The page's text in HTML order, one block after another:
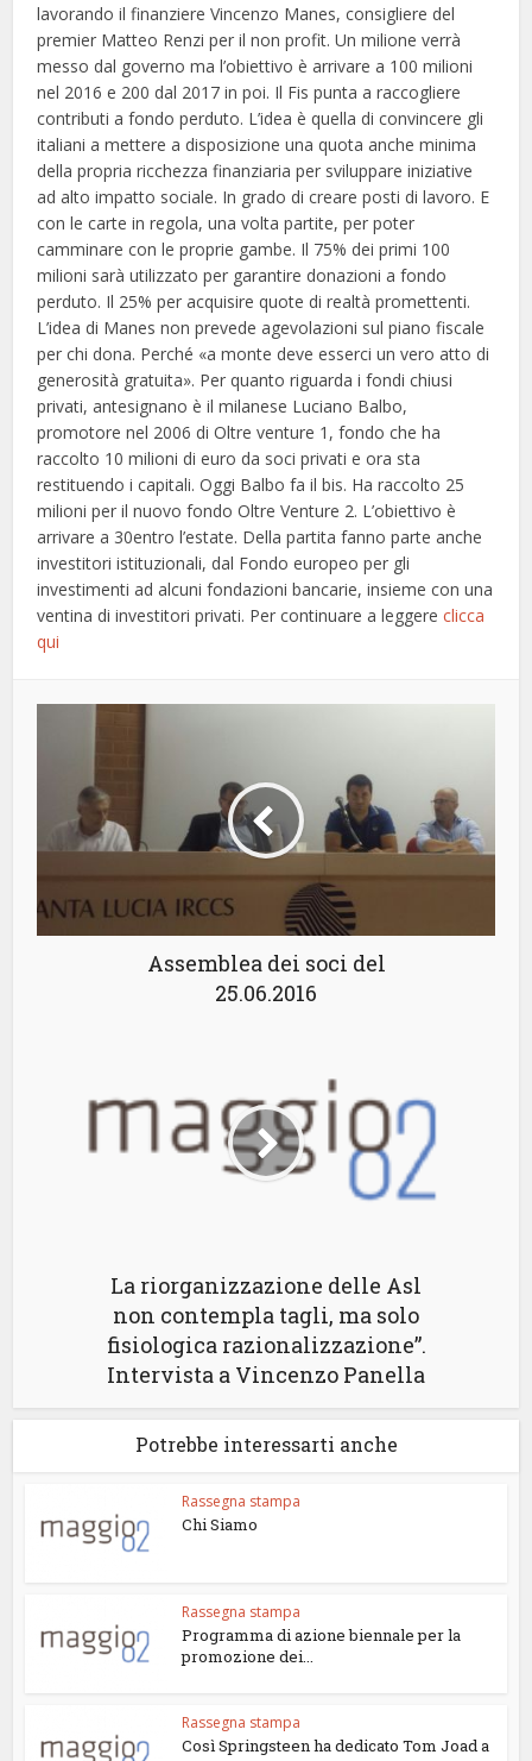
lavorando il finanziere Vincenzo Manes, consigliere del
premier Matteo Renzi per il non profit. Un milione verrà
messo dal governo ma l’obiettivo è arrivare a 100 milioni
nel 2016 e 200 dal 2017 in poi. Il Fis punta a raccogliere
contributi a fondo perduto. L’idea è quella di convincere gli
italiani a mettere a disposizione una quota anche minima
della propria ricchezza finanziaria per sviluppare iniziative
ad alto impatto sociale. In grado di creare posti di lavoro. E
con le carte in regola, una volta partite, per poter
camminare con le proprie gambe. Il 75% dei primi 100
milioni sarà utilizzato per garantire donazioni a fondo
perduto. Il 25% per acquisire quote di realtà promettenti.
L’idea di Manes non prevede agevolazioni sul piano fiscale
per chi dona. Perché «a monte deve esserci un vero atto di
generosità gratuita». Per quanto riguarda i fondi chiusi
privati, antesignano è il milanese Luciano Balbo,
promotore nel 2006 di Oltre venture 1, fondo che ha
raccolto 10 milioni di euro da soci privati e ora sta
restituendo i capitali. Oggi Balbo fa il bis. Ha raccolto 25
milioni per il nuovo fondo Oltre Venture 2. L’obiettivo è
arrivare a 30entro l’estate. Della partita fanno parte anche
investitori istituzionali, dal Fondo europeo per gli
investimenti ad alcuni fondazioni bancarie, insieme con una
ventina di investitori privati. Per continuare a leggereclicca
qui
Assemblea dei soci del
25.06.2016
La riorganizzazione delle Asl
non contempla tagli, ma solo
fisiologica razionalizzazione”.
Intervista a Vincenzo Panella
Potrebbe interessarti anche
Rassegna stampa
Chi Siamo
Rassegna stampa
Programma di azione biennale per la
promozione dei...
Rassegna stampa
Così Springsteen ha dedicato Tom Joad a